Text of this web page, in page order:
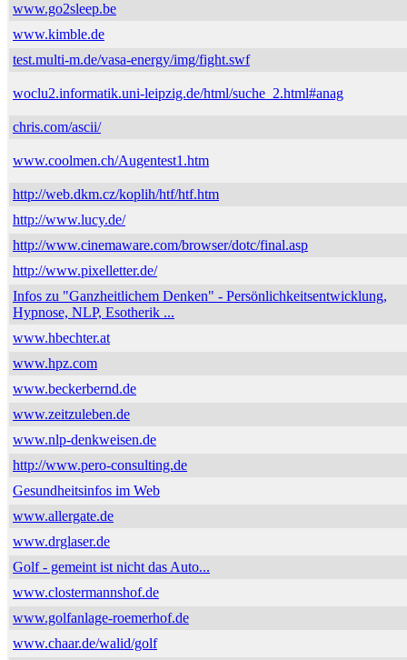
www.go2sleep.be
www.kimble.de
test.multi-m.de/vasa-energy/img/fight.swf
woclu2.informatik.uni-leipzig.de/html/suche_2.html#anag
chris.com/ascii/
www.coolmen.ch/Augentest1.htm
http://web.dkm.cz/koplih/htf/htf.htm
http://www.lucy.de/
http://www.cinemaware.com/browser/dotc/final.asp
http://www.pixelletter.de/
Infos zu "Ganzheitlichem Denken" - Persönlichkeitsentwicklung,
Hypnose, NLP, Esotherik ...
www.hbechter.at
www.hpz.com
www.beckerbernd.de
www.zeitzuleben.de
www.nlp-denkweisen.de
http://www.pero-consulting.de
Gesundheitsinfos im Web
www.allergate.de
www.drglaser.de
Golf - gemeint ist nicht das Auto...
www.clostermannshof.de
www.golfanlage-roemerhof.de
www.chaar.de/walid/golf